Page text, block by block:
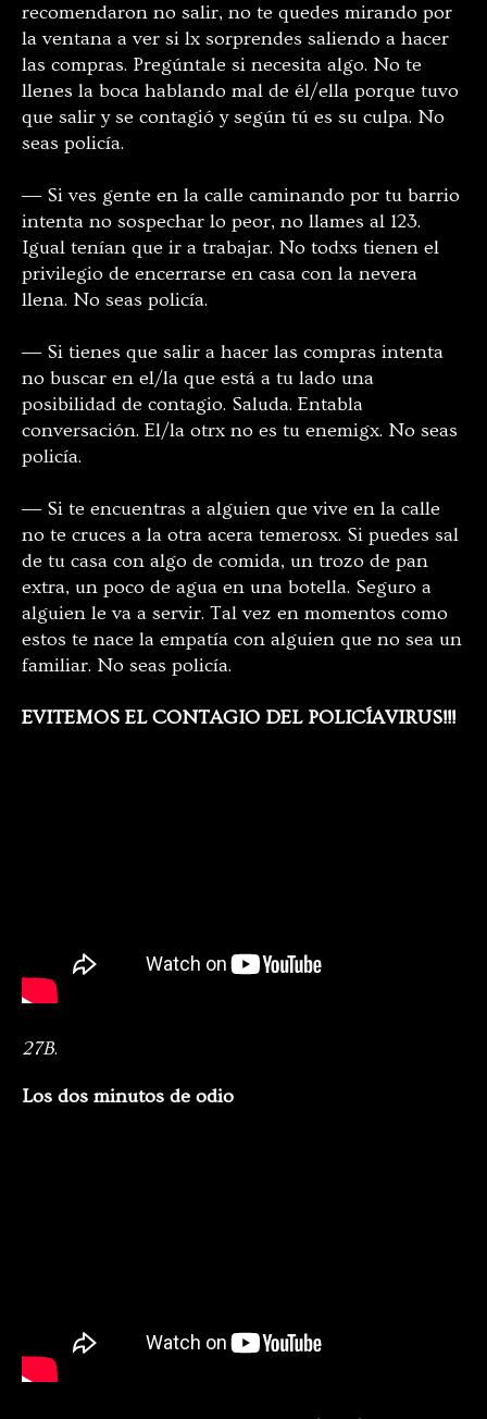
recomendaron no salir, no te quedes mirando por
la ventana a ver si lx sorprendes saliendo a hacer
las compras. Pregúntale si necesita algo. No te
llenes la boca hablando mal de él/ella porque tuvo
que salir y se contagió y según tú es su culpa. No
seas policía.
― Si ves gente en la calle caminando por tu barrio
intenta no sospechar lo peor, no llames al 123.
Igual tenían que ir a trabajar. No todxs tienen el
privilegio de encerrarse en casa con la nevera
llena. No seas policía.
― Si tienes que salir a hacer las compras intenta
no buscar en el/la que está a tu lado una
posibilidad de contagio. Saluda. Entabla
conversación. El/la otrx no es tu enemigx. No seas
policía.
― Si te encuentras a alguien que vive en la calle
no te cruces a la otra acera temerosx. Si puedes sal
de tu casa con algo de comida, un trozo de pan
extra, un poco de agua en una botella. Seguro a
alguien le va a servir. Tal vez en momentos como
estos te nace la empatía con alguien que no sea un
familiar. No seas policía.
EVITEMOS EL CONTAGIO DEL POLICÍAVIRUS!!!
27B.
Los dos minutos de odio